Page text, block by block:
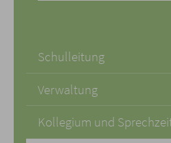
Schulleitung
Verwaltung
Kollegium und